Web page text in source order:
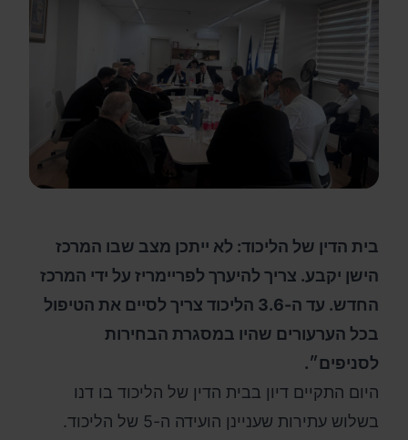
בית הדין של הליכוד: לא ייתכן מצב שבו המרכז
הישן יקבע. צריך להיערך לפריימריז על ידי המרכז
החדש. עד ה-3.6 הליכוד צריך לסיים את הטיפול
בכל הערעורים שהיו במסגרת הבחירות
לסניפים״.
היום התקיים דיון בבית הדין של הליכוד בו דנו
בשלוש עתירות שעניינן הועידה ה-5 של הליכוד.